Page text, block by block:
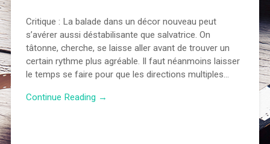
Critique : La balade dans un décor nouveau peut
s’avérer aussi déstabilisante que salvatrice. On
tâtonne, cherche, se laisse aller avant de trouver un
certain rythme plus agréable. Il faut néanmoins laisser
le temps se faire pour que les directions multiples…
Continue Reading →